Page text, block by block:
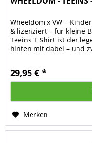
Wheeldom x VW –
& lizenziert – für kleine
Teeins T-Shirt ist der
hinten mit dabei – und
29,95 € *
Merken